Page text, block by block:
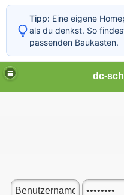
dc-
Tipp: Eine eigene
als du denkst. So
passenden Baukasten.